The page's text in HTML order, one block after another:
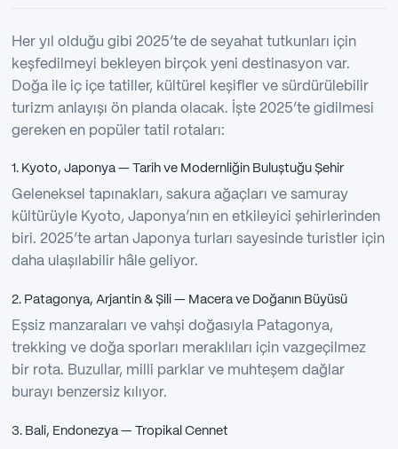
Her yıl olduğu gibi 2025’te de seyahat tutkunları için
keşfedilmeyi bekleyen birçok yeni destinasyon var.
Doğa ile iç içe tatiller, kültürel keşifler ve sürdürülebilir
turizm anlayışı ön planda olacak. İşte 2025’te gidilmesi
gereken en popüler tatil rotaları:
1. Kyoto, Japonya — Tarih ve Modernliğin Buluştuğu Şehir
Geleneksel tapınakları, sakura ağaçları ve samuray
kültürüyle Kyoto, Japonya’nın en etkileyici şehirlerinden
biri. 2025’te artan Japonya turları sayesinde turistler için
daha ulaşılabilir hâle geliyor.
2. Patagonya, Arjantin & Şili — Macera ve Doğanın Büyüsü
Eşsiz manzaraları ve vahşi doğasıyla Patagonya,
trekking ve doğa sporları meraklıları için vazgeçilmez
bir rota. Buzullar, milli parklar ve muhteşem dağlar
burayı benzersiz kılıyor.
3. Bali, Endonezya — Tropikal Cennet